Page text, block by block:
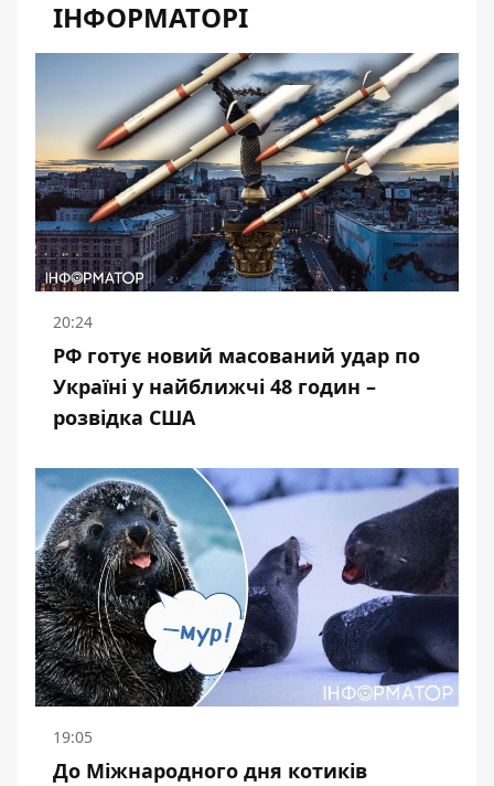
ІНФОРМАТОРІ
20:24
РФ готує новий масований удар по
Україні у найближчі 48 годин –
розвідка США
19:05
До Міжнародного дня котиків